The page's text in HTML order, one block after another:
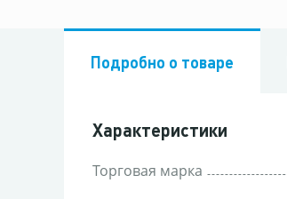
Подробно о товаре
Характеристики
Торговая марка